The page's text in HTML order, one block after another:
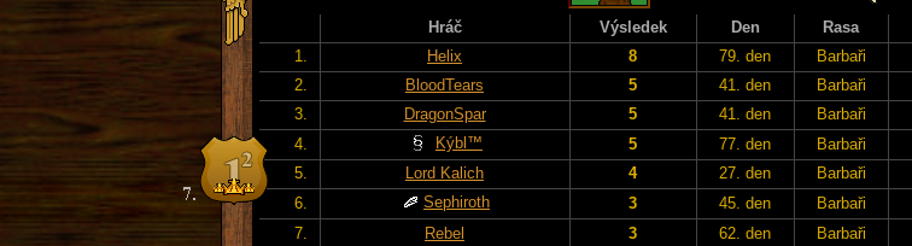
Hráč Výsledek Den Rasa
1.
Helix 8 79. den Barbaři
2.
BloodTears 5 41. den Barbaři
3.
DragonSpar 5 41. den Barbaři
4.
Kýbl™ 5 77. den Barbaři
5.
Lord Kalich 4 27. den Barbaři
6.
Sephiroth 3 45. den Barbaři
7.
Rebel 3 62. den Barbaři